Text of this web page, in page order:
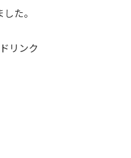
た。
リンク